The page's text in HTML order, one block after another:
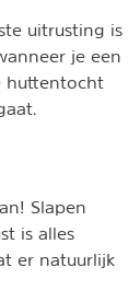
uitrusting is
je een
huttentocht
Slapen
is alles
er natuurlijk